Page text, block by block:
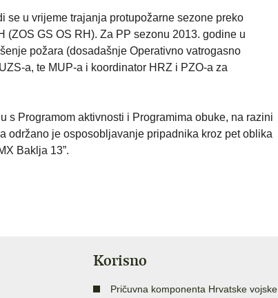
se u vrijeme trajanja protupožarne sezone preko
GS OS RH). Za PP sezonu 2013. godine u
požara (dosadašnje Operativno vatrogasno
a, te MUP-a i koordinator HRZ i PZO-a za
s Programom aktivnosti i Programima obuke, na razini
održano je osposobljavanje pripadnika kroz pet oblika
Baklja 13”.
Korisno
Pričuvna komponenta Hrvatske vojske